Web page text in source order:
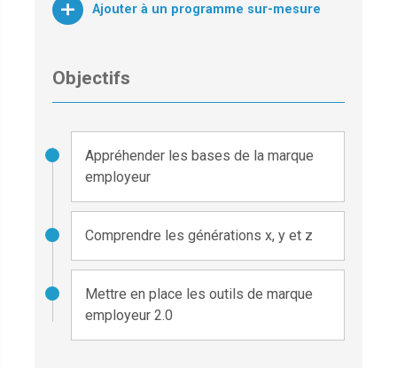
Ajouter à un programme sur-mesure
Objectifs
Appréhender les bases de la marque
employeur
Comprendre les générations x, y et z
Mettre en place les outils de marque
employeur 2.0